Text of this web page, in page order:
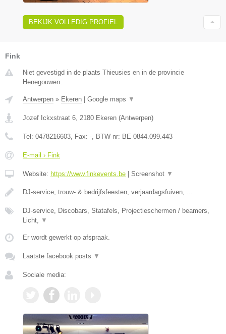
BEKIJK VOLLEDIG PROFIEL
Fink
Niet gevestigd in de plaats Thieusies en in de provincie
Henegouwen.
Antwerpen » Ekeren Google maps ▼
Jozef Ickxstraat 6, 2180 Ekeren (Antwerpen)
Tel: 0478216603, Fax: -, BTW-nr: BE 0844.099.443
E-mail › Fink
Website: https://www.finkevents.be Screenshot ▼
DJ-service, trouw- & bedrijfsfeesten, verjaardagsfuiven, ...
DJ-service, Discobars, Statafels, Projectieschermen / beamers,
Licht, ▼
Er wordt gewerkt op afspraak.
Laatste facebook posts ▼
Sociale media: